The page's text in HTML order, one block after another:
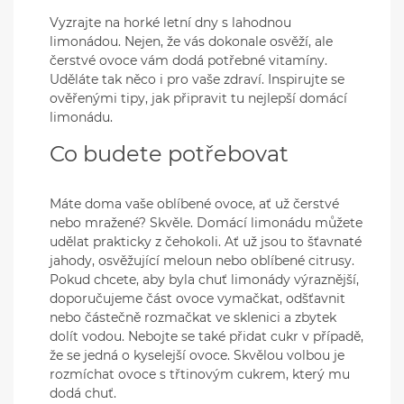
Vyzrajte na horké letní dny s lahodnou
limonádou. Nejen, že vás dokonale osvěží, ale
čerstvé ovoce vám dodá potřebné vitamíny.
Uděláte tak něco i pro vaše zdraví. Inspirujte se
ověřenými tipy, jak připravit tu nejlepší domácí
limonádu.
Co budete potřebovat
Máte doma vaše oblíbené ovoce, ať už čerstvé
nebo mražené? Skvěle. Domácí limonádu můžete
udělat prakticky z čehokoli. Ať už jsou to šťavnaté
jahody, osvěžující meloun nebo oblíbené citrusy.
Pokud chcete, aby byla chuť limonády výraznější,
doporučujeme část ovoce vymačkat, odšťavnit
nebo částečně rozmačkat ve sklenici a zbytek
dolít vodou. Nebojte se také přidat cukr v případě,
že se jedná o kyselejší ovoce. Skvělou volbou je
rozmíchat ovoce s třtinovým cukrem, který mu
dodá chuť.